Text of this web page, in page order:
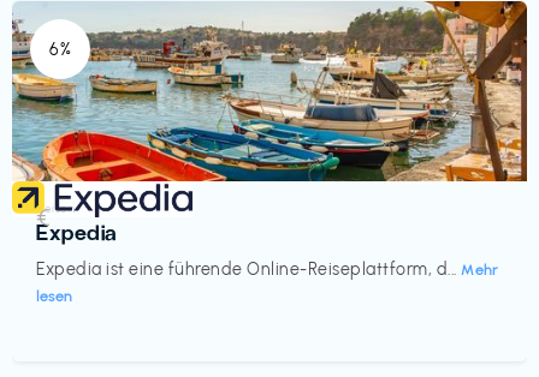
6%
Reisen
Expedia
Expedia ist eine führende Online-Reiseplattform, d... Mehr
lesen
€‎